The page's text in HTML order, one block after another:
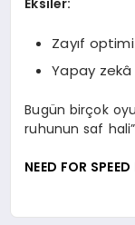
Zayıf
Yapay
Bugün birçok
ruhunun saf
NEED FOR